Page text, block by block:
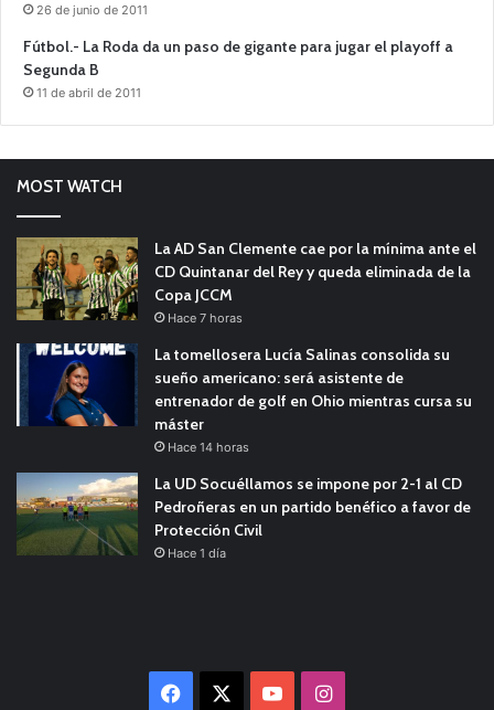
26 de junio de 2011
Fútbol.- La Roda da un paso de gigante para jugar el playoff a
Segunda B
11 de abril de 2011
MOST WATCH
La AD San Clemente cae por la mínima ante el
CD Quintanar del Rey y queda eliminada de la
Copa JCCM
Hace 7 horas
La tomellosera Lucía Salinas consolida su
sueño americano: será asistente de
entrenador de golf en Ohio mientras cursa su
máster
Hace 14 horas
La UD Socuéllamos se impone por 2-1 al CD
Pedroñeras en un partido benéfico a favor de
Protección Civil
Hace 1 día
Facebook YouTubeInstagram